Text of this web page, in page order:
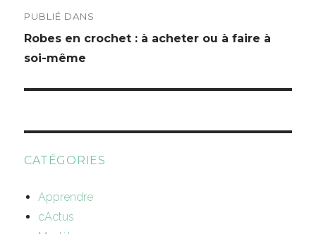
de
l’article
PUBLIÉ DANS
Robes en crochet : à acheter ou à faire à
soi-même
CATÉGORIES
Apprendre
cActus